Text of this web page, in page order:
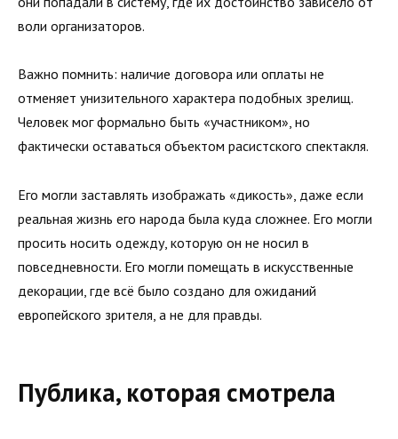
воли организаторов.
Важно помнить: наличие договора или оплаты не
отменяет унизительного характера подобных зрелищ.
Человек мог формально быть «участником», но
фактически оставаться объектом расистского спектакля.
Его могли заставлять изображать «дикость», даже если
реальная жизнь его народа была куда сложнее. Его могли
просить носить одежду, которую он не носил в
повседневности. Его могли помещать в искусственные
декорации, где всё было создано для ожиданий
европейского зрителя, а не для правды.
Публика, которая смотрела